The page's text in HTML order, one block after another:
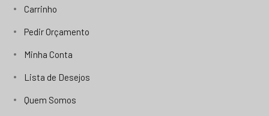
Carrinho
Pedir Orçamento
Minha Conta
Lista de Desejos
Quem Somos